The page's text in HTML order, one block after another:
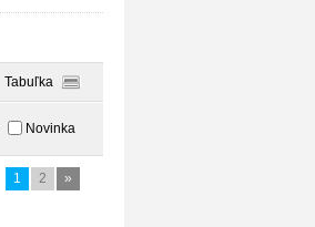
Tabuľka
Novinka
1 2 »